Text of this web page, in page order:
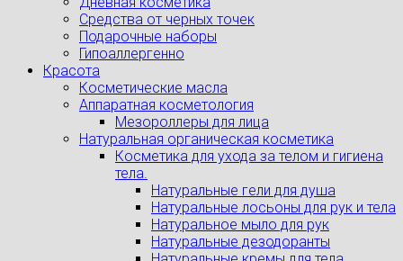
Средства от черных точек
Подарочные наборы
Гипоаллергенно
Красота
Косметические масла
Аппаратная косметология
Мезороллеры для лица
Натуральная органическая косметика
Косметика для ухода за телом и гигиена
тела.
Натуральные гели для душа
Натуральные лосьоны для рук и тела
Натуральное мыло для рук
Натуральные дезодоранты